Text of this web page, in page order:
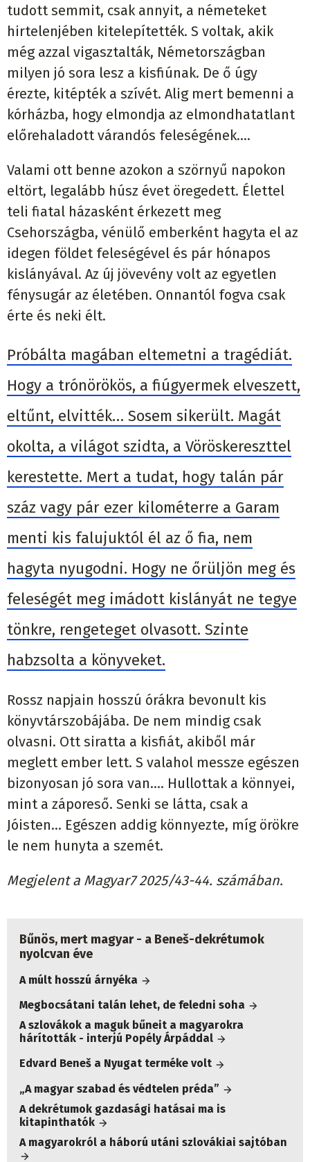
tudott semmit, csak annyit, a németeket
hirtelenjében kitelepítették. S voltak, akik
még azzal vigasztalták, Németországban
milyen jó sora lesz a kisfiúnak. De ő úgy
érezte, kitépték a szívét. Alig mert bemenni a
kórházba, hogy elmondja az elmondhatatlant
előrehaladott várandós feleségének….
Valami ott benne azokon a szörnyű napokon
eltört, legalább húsz évet öregedett. Élettel
teli fiatal házasként érkezett meg
Csehországba, vénülő emberként hagyta el az
idegen földet feleségével és pár hónapos
kislányával. Az új jövevény volt az egyetlen
fénysugár az életében. Onnantól fogva csak
érte és neki élt.
Próbálta magában eltemetni a tragédiát.
Hogy a trónörökös, a fiúgyermek elveszett,
eltűnt, elvitték… Sosem sikerült. Magát
okolta, a világot szidta, a Vöröskereszttel
kerestette. Mert a tudat, hogy talán pár
száz vagy pár ezer kilométerre a Garam
menti kis falujuktól él az ő fia, nem
hagyta nyugodni. Hogy ne őrüljön meg és
feleségét meg imádott kislányát ne tegye
tönkre, rengeteget olvasott. Szinte
habzsolta a könyveket.
Rossz napjain hosszú órákra bevonult kis
könyvtárszobájába. De nem mindig csak
olvasni. Ott siratta a kisfiát, akiből már
meglett ember lett. S valahol messze egészen
bizonyosan jó sora van…. Hullottak a könnyei,
mint a záporeső. Senki se látta, csak a
Jóisten… Egészen addig könnyezte, míg örökre
le nem hunyta a szemét.
Megjelent a Magyar7 2025/43-44. számában.
Bűnös, mert magyar - a Beneš-dekrétumok
nyolcvan éve
A múlt hosszú árnyéka
Megbocsátani talán lehet, de feledni soha
A szlovákok a maguk bűneit a magyarokra
hárították - interjú Popély Árpáddal
Edvard Beneš a Nyugat terméke volt
„A magyar szabad és védtelen préda”
A dekrétumok gazdasági hatásai ma is
kitapinthatók
A magyarokról a háború utáni szlovákiai sajtóban